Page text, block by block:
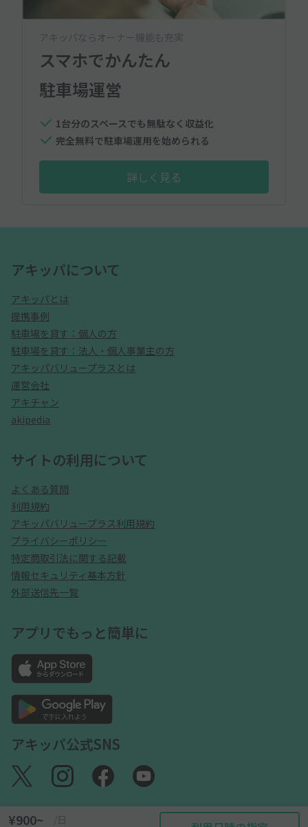
¥900~ /日
アキッパならオーナー機能も充実
スマホでかんたん
駐車場運営
1台分のスペースでも無駄なく収益化
完全無料で駐車場運用を始められる
詳しく見る
アキッパについて
アキッパとは
提携事例
駐車場を貸す：個人の方
駐車場を貸す：法人・個人事業主の方
アキッパバリュープラスとは
運営会社
アキチャン
akipedia
サイトの利用について
よくある質問
利用規約
アキッパバリュープラス利用規約
プライバシーポリシー
特定商取引法に関する記載
情報セキュリティ基本方針
外部送信先一覧
アプリでもっと簡単に
アキッパ公式SNS